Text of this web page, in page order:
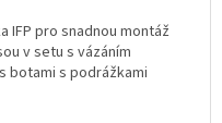
IFP pro snadnou montáž
v setu s vázáním
botami s podrážkami